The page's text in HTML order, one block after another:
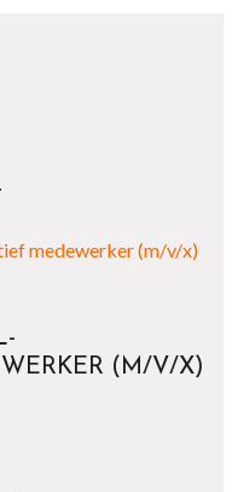
(M/V/X)